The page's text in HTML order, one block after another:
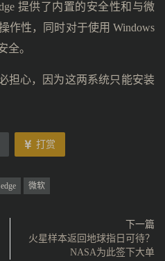
提供了内置的安全性和与微
作性，同时对于使用 Windows
全。
担心，因为这两系统只能安装
打赏
edge 微软
下一篇
火星样本返回地球指日可待？
NASA为此签下大单